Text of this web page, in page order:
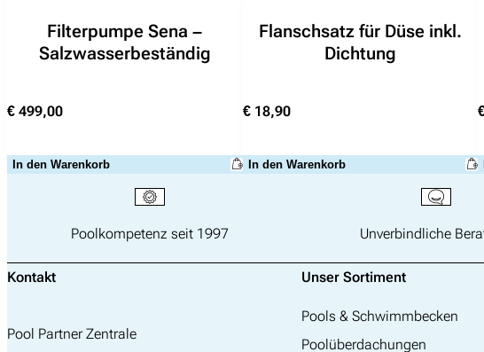
Filterpumpe Sena –
Salzwasserbeständig
€ 499,00
In den Warenkorb
Flanschsatz für Düse inkl.
Dichtung
€18,90
In den Warenkorb
Poolkompetenz seit 1997 Unverbindliche
Kontakt
Pool Partner Zentrale
Unser Sortiment
Pools & Schwimmbecken
Poolüberdachungen